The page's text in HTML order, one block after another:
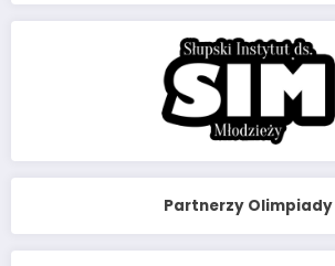
Partnerzy Olimpiady